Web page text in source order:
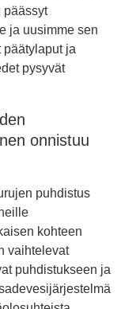
päässyt
ja uusimme sen
päätylaput ja
pysyvät
onnistuu
puhdistus
kohteen
vaihtelevat
puhdistukseen ja